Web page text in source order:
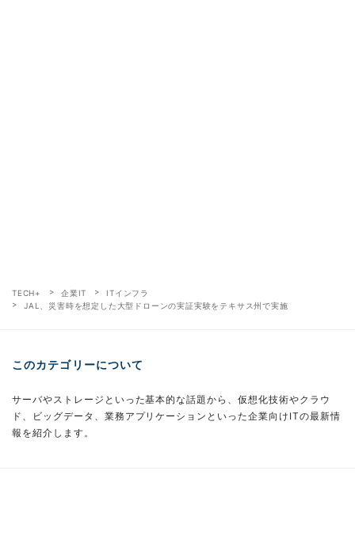
TECH+ 企業IT
ITインフラ
JAL、災害時を想定した大型ドローンの実証実験をテキサス州で実施
このカテゴリーについて
サーバやストレージといった基本的な話題から、仮想化技術やクラウ
ド、ビッグデータ、業務アプリケーションといった企業向けITの最新情
報を紹介します。